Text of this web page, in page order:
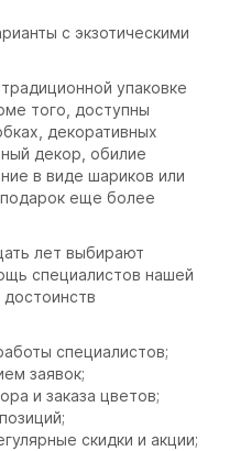
с экзотическими
упаковке
того, доступны
декоративных
декор, обилие
в виде шариков или
еще более
лет выбирают
специалистов нашей
специалистов;
заявок;
и заказа цветов;
скидки и акции;